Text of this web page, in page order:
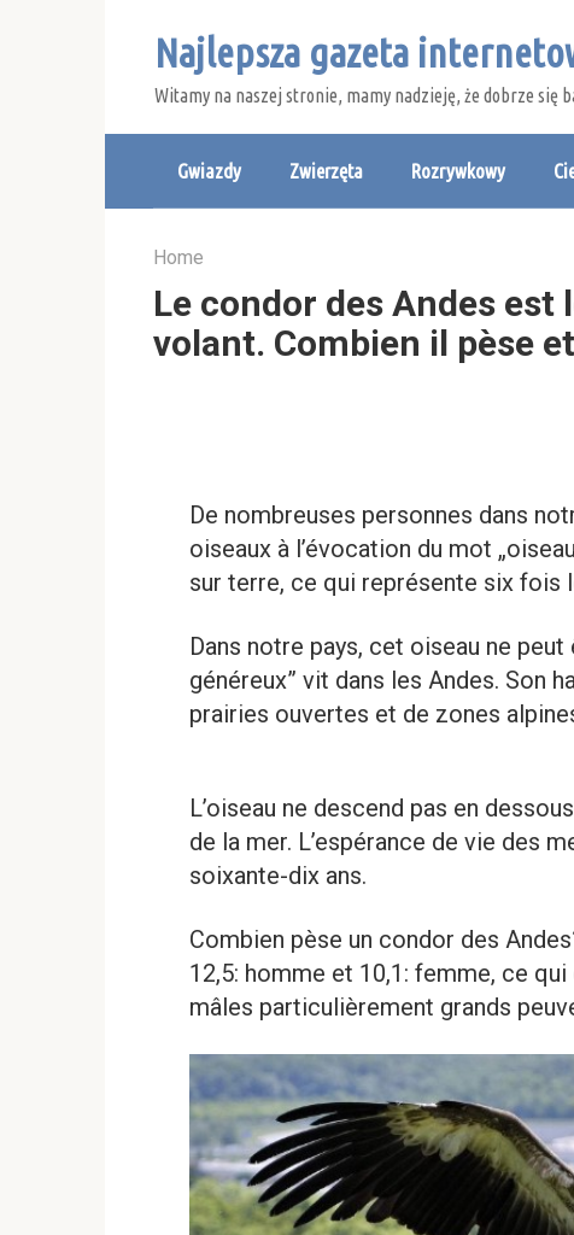
Najlepsza gazeta
Witamy na naszej stronie, mamy nadzieję, że dobrze się
Gwiazdy Zwierzęta Rozrywkowy
Home
Le condor des Andes est
volant. Combien il pèse
De nombreuses personnes dans
oiseaux à l’évocation du mot
sur terre, ce qui représente six fois
Dans notre pays, cet oiseau ne
généreux” vit dans les Andes. Son
prairies ouvertes et de zones
L’oiseau ne descend pas en
de la mer. L’espérance de vie des
soixante-dix ans.
Combien pèse un condor des
12,5: homme et 10,1: femme, ce
mâles particulièrement grands